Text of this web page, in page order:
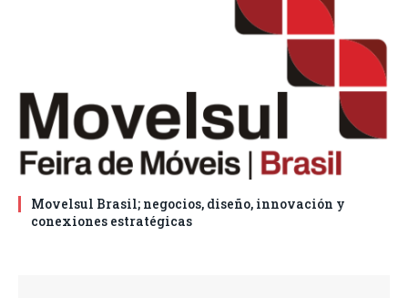
Movelsul Brasil; negocios, diseño, innovación y
conexiones estratégicas